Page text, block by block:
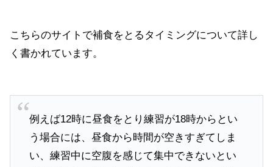
こちらのサイトで補食をとるタイミングについて詳し
く書かれています。
例えば12時に昼食をとり練習が18時からとい
う場合には、昼食から時間が空きすぎてしま
い、練習中に空腹を感じて集中できないとい